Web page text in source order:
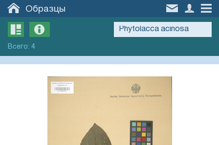
Образцы
Всего: 4